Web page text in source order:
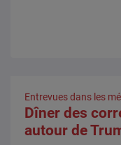
Entrevues dans les
Dîner des
autour de